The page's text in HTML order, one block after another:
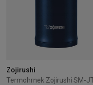
Zojirushi